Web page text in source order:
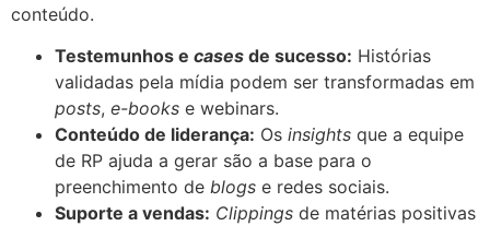
conteúdo.
Testemunhos e cases de sucesso: Histórias
validadas pela mídia podem ser transformadas em
posts, e-books e webinars.
Conteúdo de liderança: Os insights que a equipe
de RP ajuda a gerar são a base para o
preenchimento de blogs e redes sociais.
Suporte a vendas: Clippings de matérias positivas